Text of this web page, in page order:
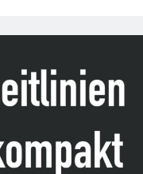
Cyanide/Blausäure“